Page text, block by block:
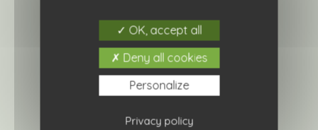
Centaurée dealbata rose
OK, accept all
Deny all cookies
Personalize
Privacy policy